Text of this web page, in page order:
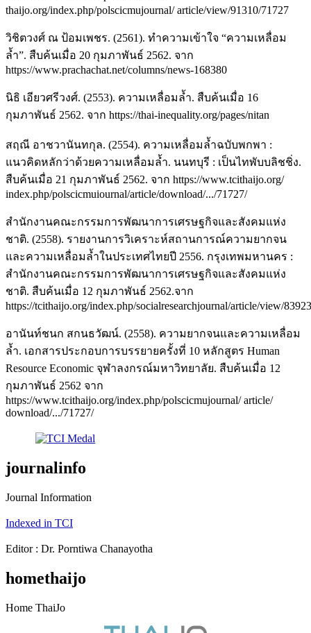
thaijo.org/index.php/polscicmujournal/ article/view/91310/71727
วิชิตวงศ์ ณ ป้อมเพชร. (2561). ทำความเข้าใจ “ความเหลื่อม
ล้ำ”. สืบค้นเมื่อ 20 กุมภาพันธ์ 2562. จาก
https://www.prachachat.net/columns/news-168380
นิธิ เอียวศรีวงศ์. (2553). ความเหลื่อมล้ำ. สืบค้นเมื่อ 16
กุมภาพันธ์ 2562. จาก https://thai-inequality.org/pages/nitan
สฤณี อาชวานันทกุล. (2554). ความเหลื่อมล้ำฉบับพกพา :
แนวคิดหลักว่าด้วยความเหลื่อมล้ำ. นนทบุรี : เป็นไทพับบลิชชิ่ง.
สืบค้นเมื่อ 21 กุมภาพันธ์ 2562. จาก https://www.tcithaijo.org/
index.php/polscicmuiournal/article/download/.../71727/
สำนักงานคณะกรรมการพัฒนาการเศรษฐกิจและสังคมแห่ง
ชาติ. (2558). รายงานการวิเคราะห์สถานการณ์ความยากจน
และความเหลื่อมล้ำในประเทศไทยปี 2556. กรุงเทพมหานคร :
สำนักงานคณะกรรมการพัฒนาการเศรษฐกิจและสังคมแห่ง
ชาติ. สืบค้นเมื่อ 12 กุมภาพันธ์ 2562.จาก
https://tcithaijo.org/index.php/socialresearchjournal/article/view/83923
อานันท์ชนก สกนธวัฒน์. (2558). ความยากจนและความเหลื่อม
ล้ำ. เอกสารประกอบการบรรยายครั้งที่ 10 หลักสูตร Human
Resource Economic จุฬาลงกรณ์มหาวิทยาลัย. สืบค้นเมื่อ 12
กุมภาพันธ์ 2562 จาก
https://www.tcithaijo.org/index.php/polscicmujournal/ article/
download/.../71727/
journalinfo
Journal Information
Indexed in TCI
Editor : Dr. Porntiwa Chanayotha
homethaijo
Home ThaiJo